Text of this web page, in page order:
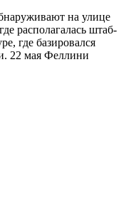
на улице
располагалась штаб-
где базировался
22 мая Феллини